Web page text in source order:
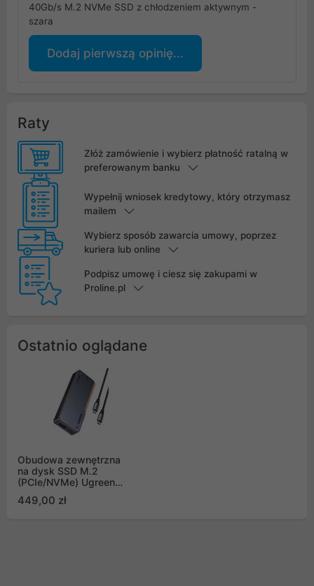
40Gb/s M.2 NVMe SSD z chłodzeniem aktywnym -
szara
Dodaj pierwszą opinię...
Raty
Złóż zamówienie i wybierz płatność ratalną w
preferowanym banku
Wypełnij wniosek kredytowy, który otrzymasz
mailem
Wybierz sposób zawarcia umowy, poprzez
kuriera lub online
Podpisz umowę i ciesz się zakupami w
Proline.pl
Ostatnio oglądane
Obudowa zewnętrzna
na dysk SSD M.2
(PCIe/NVMe) Ugreen
M.2 NVMe SSD z
449,00 zł